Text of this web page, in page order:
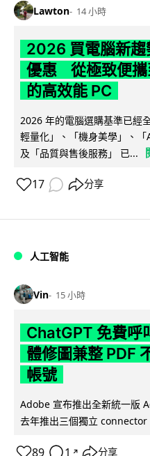
Lawton 14 小時
2026 買電腦新趨
優惠 從極致便攜
的高效能 PC
2026 年的電腦選購基準已經
輕量化」、「機身美學」、
及「品質與售後服務」 已...
17 分享
人工智能
Vin 15 小時
ChatGPT 免費呼
體修圖兼整 PDF
帳號
Adobe 宣布推出全新統一版
去年推出三個獨立
89 1 ↗ 分享